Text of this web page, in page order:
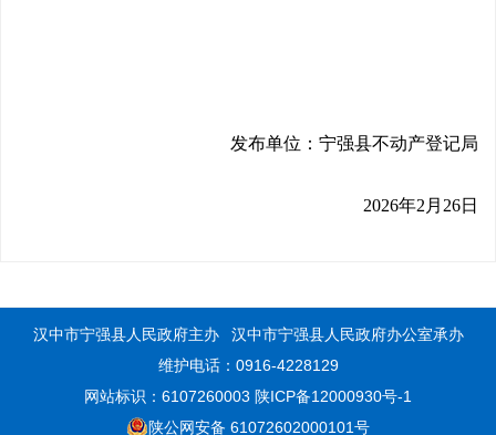
发布单位：宁强县不动产登记局
2026年2月26日
汉中市宁强县人民政府主办
汉中市宁强县人民政府办公室承办
维护电话：0916-4228129
网站标识：6107260003 陕ICP备12000930号-1
陕公网安备 61072602000101号